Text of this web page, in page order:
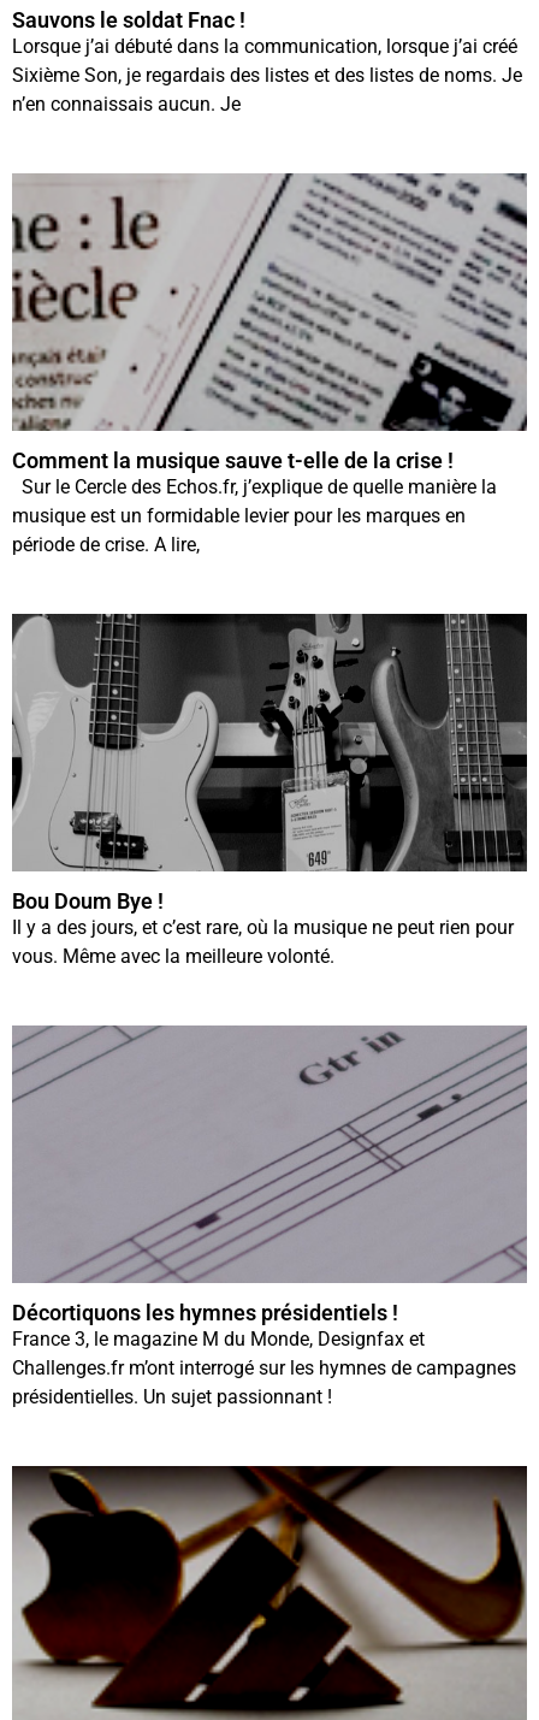
Sauvons le soldat Fnac !
Lorsque j’ai débuté dans la communication, lorsque j’ai créé
Sixième Son, je regardais des listes et des listes de noms. Je
n’en connaissais aucun. Je
Comment la musique sauve t-elle de la crise !
Sur le Cercle des Echos.fr, j’explique de quelle manière la
musique est un formidable levier pour les marques en
période de crise. A lire,
Bou Doum Bye !
Il y a des jours, et c’est rare, où la musique ne peut rien pour
vous. Même avec la meilleure volonté.
Décortiquons les hymnes présidentiels !
France 3, le magazine M du Monde, Designfax et
Challenges.fr m’ont interrogé sur les hymnes de campagnes
présidentielles. Un sujet passionnant !